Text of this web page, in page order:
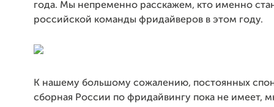
года. Мы непременно расскажем, кто именно
российской команды фридайверов в этом году.
К нашему большому сожалению, постоянных
сборная России по фридайвингу пока не имеет,